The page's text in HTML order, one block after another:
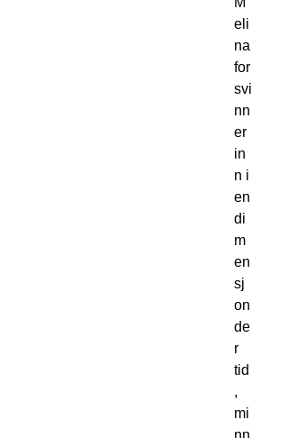
eli
na
for
svi
nn
er
in
n i
en
di
m
en
sj
on
de
r
tid
,
mi
nn